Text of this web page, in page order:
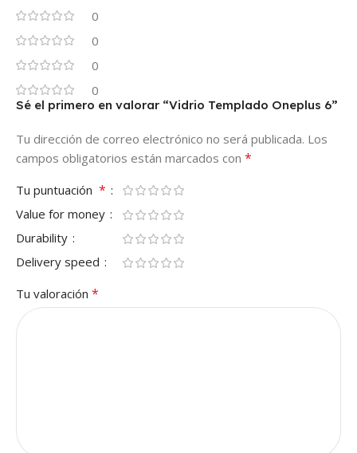
0
0
0
0
Sé el primero en valorar “Vidrio Templado Oneplus 6”
Tu dirección de correo electrónico no será publicada. Los
campos obligatorios están marcados con *
Tu puntuación *
Value for money
Durability
Delivery speed
Tu valoración *